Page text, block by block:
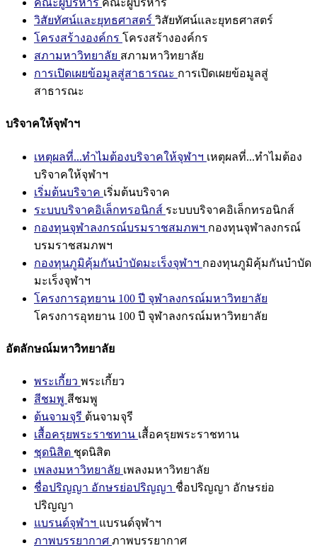
คณะผู้บริหาร คณะผู้บริหาร
วิสัยทัศน์และยุทธศาสตร์ วิสัยทัศน์และยุทธศาสตร์
โครงสร้างองค์กร โครงสร้างองค์กร
สภามหาวิทยาลัย สภามหาวิทยาลัย
การเปิดเผยข้อมูลสู่สาธารณะ การเปิดเผยข้อมูลสู่
สาธารณะ
บริจาคให้จุฬาฯ
เหตุผลที่...ทำไมต้องบริจาคให้จุฬาฯ เหตุผลที่...ทำไมต้อง
บริจาคให้จุฬาฯ
เริ่มต้นบริจาค เริ่มต้นบริจาค
ระบบบริจาคอิเล็กทรอนิกส์ ระบบบริจาคอิเล็กทรอนิกส์
กองทุนจุฬาลงกรณ์บรมราชสมภพฯ กองทุนจุฬาลงกรณ์
บรมราชสมภพฯ
กองทุนภูมิคุ้มกันบำบัดมะเร็งจุฬาฯ กองทุนภูมิคุ้มกันบำบัด
มะเร็งจุฬาฯ
โครงการอุทยาน 100 ปี จุฬาลงกรณ์มหาวิทยาลัย
โครงการอุทยาน 100 ปี จุฬาลงกรณ์มหาวิทยาลัย
อัตลักษณ์มหาวิทยาลัย
พระเกี้ยว พระเกี้ยว
สีชมพู สีชมพู
ต้นจามจุรี ต้นจามจุรี
เสื้อครุยพระราชทาน เสื้อครุยพระราชทาน
ชุดนิสิต ชุดนิสิต
เพลงมหาวิทยาลัย เพลงมหาวิทยาลัย
ชื่อปริญญา อักษรย่อปริญญา ชื่อปริญญา อักษรย่อ
ปริญญา
แบรนด์จุฬาฯ แบรนด์จุฬาฯ
ภาพบรรยากาศ ภาพบรรยากาศ